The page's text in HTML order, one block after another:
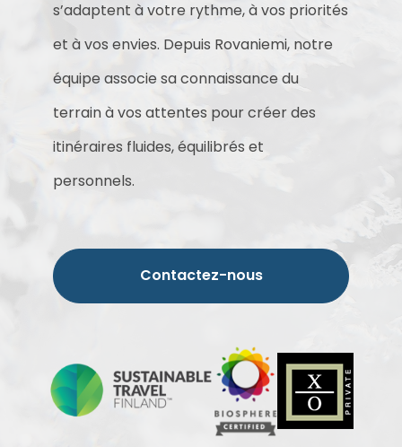
s’adaptent à votre rythme, à vos priorités
et à vos envies. Depuis Rovaniemi, notre
équipe associe sa connaissance du
terrain à vos attentes pour créer des
itinéraires fluides, équilibrés et
personnels.
Contactez-nous